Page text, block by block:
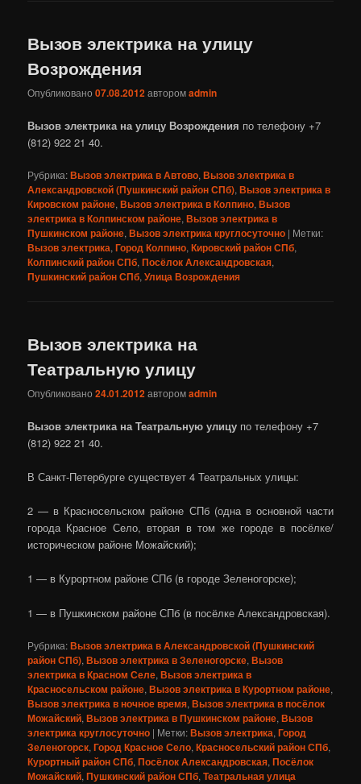
Вызов электрика на улицу
Возрождения
Опубликовано07.08.2012авторомadmin
Вызов электрика на улицу Возрождения по телефону +7
(812) 922 21 40.
Рубрика:Вызов электрика в Автово,Вызов электрика в
Александровской (Пушкинский район СПб),Вызов электрика в
Кировском районе,Вызов электрика в Колпино,Вызов
электрика в Колпинском районе,Вызов электрика в
Пушкинском районе,Вызов электрика круглосуточно | Метки:
Вызов электрика,Город Колпино,Кировский район СПб,
Колпинский район СПб,Посёлок Александровская,
Пушкинский район СПб,Улица Возрождения
Вызов электрика на
Театральную улицу
Опубликовано24.01.2012авторомadmin
Вызов электрика на Театральную улицу по телефону +7
(812) 922 21 40.
В Санкт-Петербурге существует 4 Театральных улицы:
2 — в Красносельском районе СПб (одна в основной части
города Красное Село, вторая в том же городе в посёлке/
историческом районе Можайский);
1 — в Курортном районе СПб (в городе Зеленогорске);
1 — в Пушкинском районе СПб (в посёлке Александровская).
Рубрика:Вызов электрика в Александровской (Пушкинский
район СПб),Вызов электрика в Зеленогорске,Вызов
электрика в Красном Селе,Вызов электрика в
Красносельском районе,Вызов электрика в Курортном районе,
Вызов электрика в ночное время,Вызов электрика в посёлок
Можайский,Вызов электрика в Пушкинском районе,Вызов
электрика круглосуточно | Метки:Вызов электрика,Город
Зеленогорск,Город Красное Село,Красносельский район СПб,
Курортный район СПб,Посёлок Александровская,Посёлок
Можайский,Пушкинский район СПб,Театральная улица